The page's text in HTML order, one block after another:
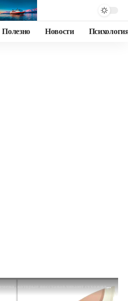
Полезно Новости
которые восстанавливают сухожилия и уменьшают боль в суставах